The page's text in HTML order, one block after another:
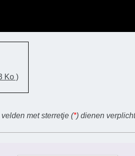
Ko )
met sterretje (*) dienen